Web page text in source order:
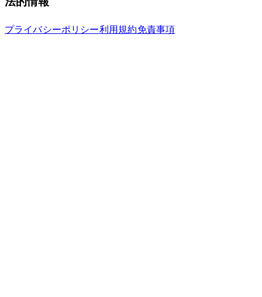
プライバシーポリシー利用規約免責事項